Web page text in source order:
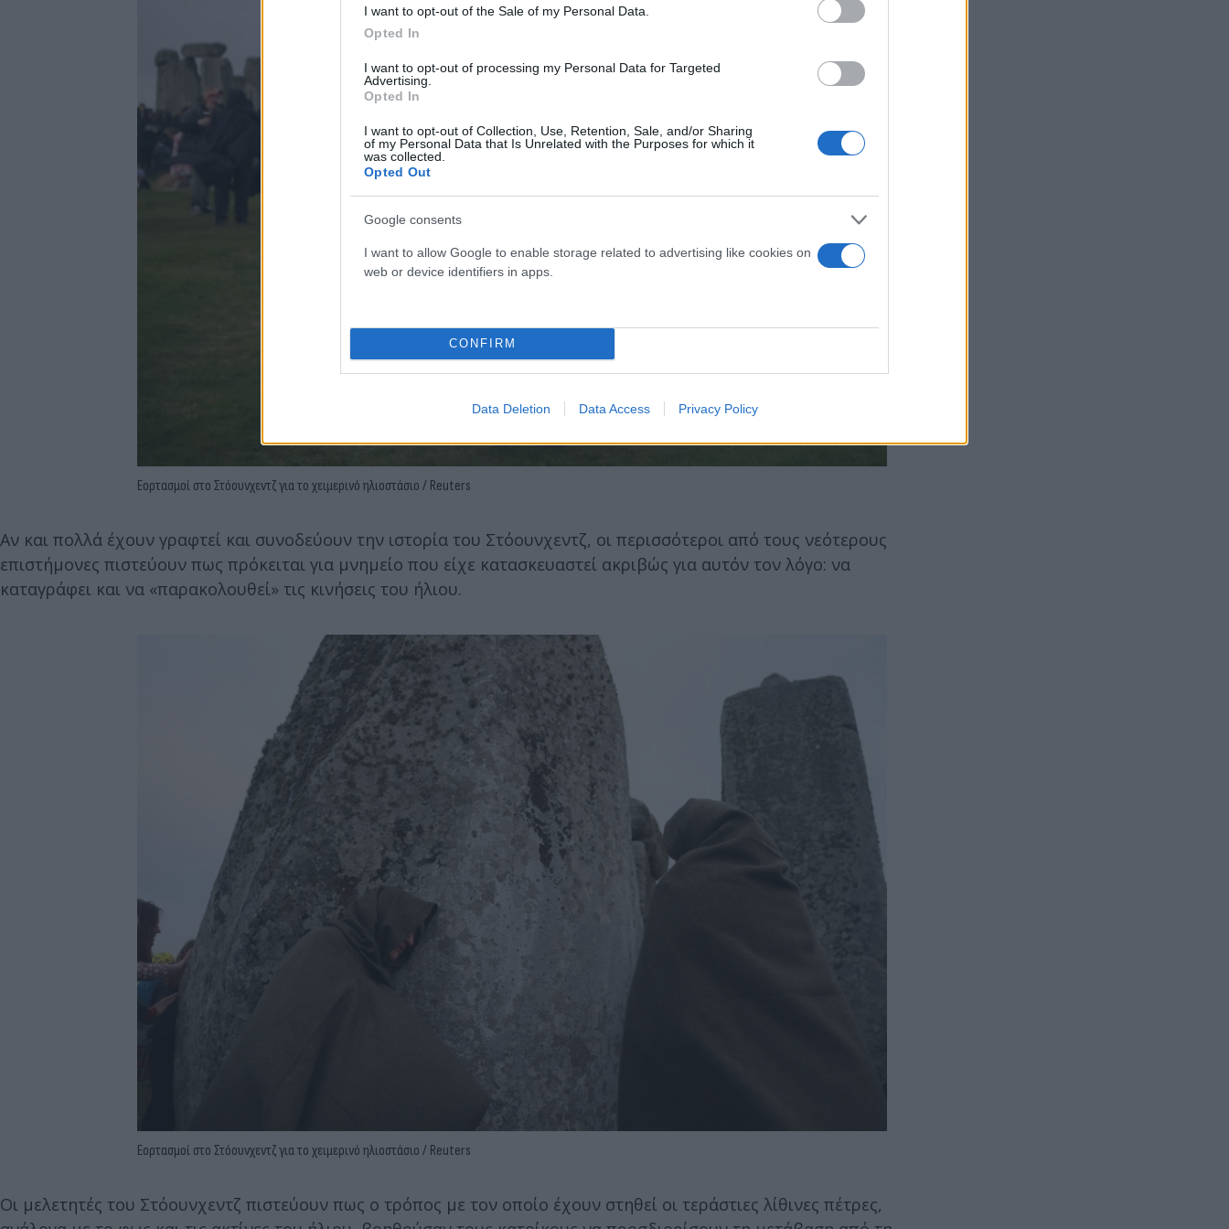
I want to opt-out of the Sale of my Personal Data.
Opted In
I want to opt-out of processing my Personal Data for Targeted
Advertising.
Opted In
I want to opt-out of Collection, Use, Retention, Sale, and/or Sharing
of my Personal Data that Is Unrelated with the Purposes for which it
was collected.
Opted Out
Google consents
I want to allow Google to enable storage related to advertising like cookies on
web or device identifiers in apps.
CONFIRM
Data Deletion Data Access Privacy Policy
Εορτασμοί στο Στόουνχεντζ για το χειμερινό ηλιοστάσιο / Reuters
Αν και πολλά έχουν γραφτεί και συνοδεύουν την ιστορία του Στόουνχεντζ, οι περισσότεροι από τους νεότερους
επιστήμονες πιστεύουν πως πρόκειται για μνημείο που είχε κατασκευαστεί ακριβώς για αυτόν τον λόγο: να
καταγράφει και να «παρακολουθεί» τις κινήσεις του ήλιου.
Εορτασμοί στο Στόουνχεντζ για το χειμερινό ηλιοστάσιο / Reuters
Οι μελετητές του Στόουνχεντζ πιστεύουν πως ο τρόπος με τον οποίο έχουν στηθεί οι τεράστιες λίθινες πέτρες,